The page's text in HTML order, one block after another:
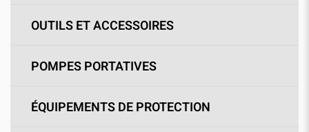
OUTILS ET ACCESSOIRES
POMPES PORTATIVES
ÉQUIPEMENTS DE PROTECTION